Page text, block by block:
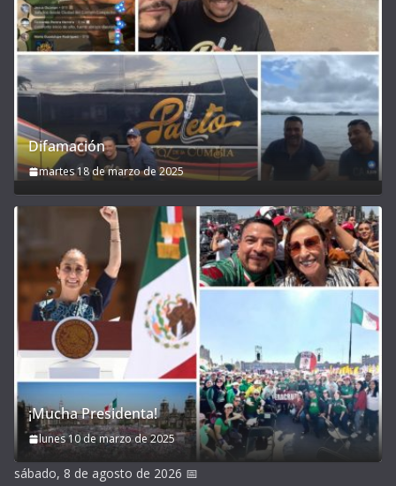
Difamación
martes 18 de marzo de 2025
¡Mucha Presidenta!
lunes 10 de marzo de 2025
sábado, 8 de agosto de 2026 📅